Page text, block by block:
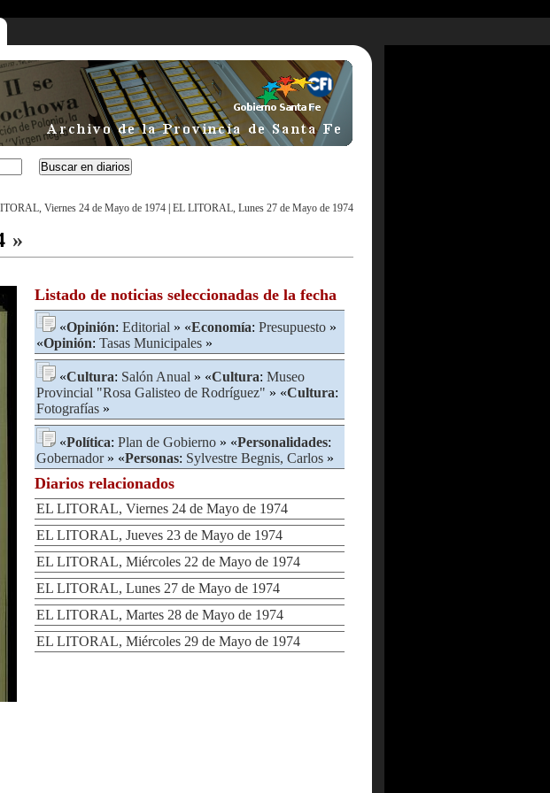
Viernes 24 de Mayo de 1974 EL LITORAL, Lunes 27 de Mayo de 1974
»
Listado de noticias seleccionadas de la fecha
«Opinión: Editorial » «Economía: Presupuesto »
«Opinión: Tasas Municipales »
«Cultura: Salón Anual » «Cultura: Museo
Provincial "Rosa Galisteo de Rodríguez" » «Cultura:
Fotografías »
«Política: Plan de Gobierno » «Personalidades:
Gobernador» «Personas: Sylvestre Begnis, Carlos »
Diarios relacionados
EL LITORAL, Viernes 24 de Mayo de 1974
EL LITORAL, Jueves 23 de Mayo de 1974
EL LITORAL, Miércoles 22 de Mayo de 1974
EL LITORAL, Lunes 27 de Mayo de 1974
EL LITORAL, Martes 28 de Mayo de 1974
EL LITORAL, Miércoles 29 de Mayo de 1974